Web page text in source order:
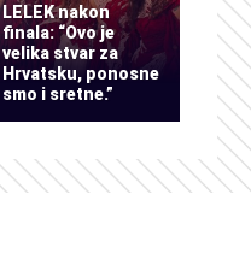
LELEK nakon
finala: “Ovo je
velika stvar za
Hrvatsku, ponosne
smo i sretne.”